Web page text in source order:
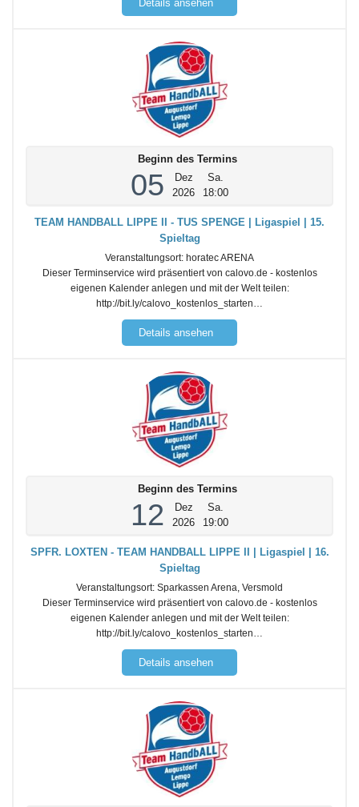
Details ansehen
Beginn des Termins
05
Dez
2026
Sa.
18:00
TEAM HANDBALL LIPPE II - TUS SPENGE | Ligaspiel | 15.
Spieltag
Veranstaltungsort: horatec ARENA
Dieser Terminservice wird präsentiert von calovo.de - kostenlos
eigenen Kalender anlegen und mit der Welt teilen:
http://bit.ly/calovo_kostenlos_starten…
Details ansehen
Beginn des Termins
12
Dez
2026
Sa.
19:00
SPFR. LOXTEN - TEAM HANDBALL LIPPE II | Ligaspiel | 16.
Spieltag
Veranstaltungsort: Sparkassen Arena, Versmold
Dieser Terminservice wird präsentiert von calovo.de - kostenlos
eigenen Kalender anlegen und mit der Welt teilen:
http://bit.ly/calovo_kostenlos_starten…
Details ansehen